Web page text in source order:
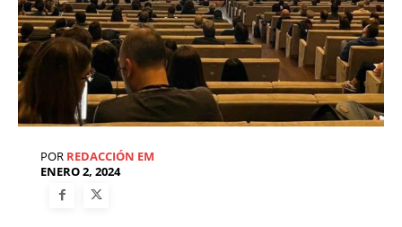
POR REDACCIÓN EM
ENERO 2, 2024